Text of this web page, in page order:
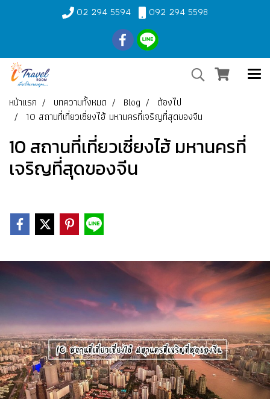
02 294 5594 092 294 5598
หน้าแรก บทความทั้งหมด Blog
ต้องไป
10 สถานที่เที่ยวเซี่ยงไฮ้ มหานครที่เจริญที่สุดของจีน
10 สถานที่เที่ยวเซี่ยงไฮ้ มหานครที่
เจริญที่สุดของจีน